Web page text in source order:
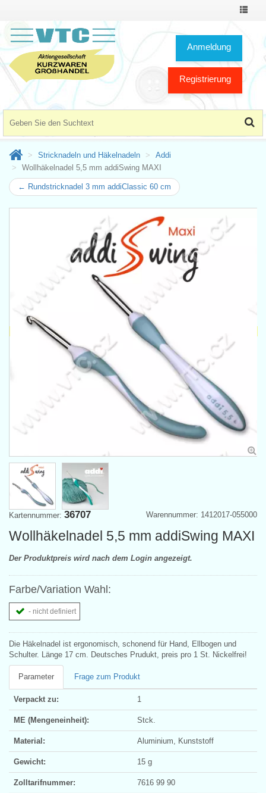
Toggle
Anmeldung
Registrierung
Stricknadeln und Häkelnadeln
Addi
Wollhäkelnadel 5,5 mm addiSwing MAXI
← Rundstricknadel 3 mm addiClassic 60 cm
Warennummer: 1412017-055000
Kartennummer: 36707
Wollhäkelnadel 5,5 mm addiSwing MAXI
Der Produktpreis wird nach dem Login angezeigt.
Farbe/Variation Wahl:
- nicht definiert
Die Häkelnadel ist ergonomisch, schonend für Hand, Ellbogen und
Schulter. Länge 17 cm. Deutsches Prudukt, preis pro 1 St. Nickelfrei!
Parameter Frage zum Produkt
Verpackt zu: 1
ME (Mengeneinheit): Stck.
Material: Aluminium, Kunststoff
Gewicht: 15 g
Zolltarifnummer: 7616 99 90